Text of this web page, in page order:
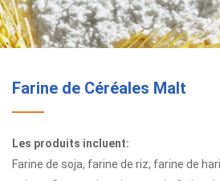
Farine de Céréales Malt
Les produits incluent:
Farine de soja, farine de riz, farine de